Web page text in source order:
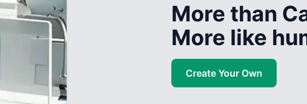
More than
More like
Create Your Own